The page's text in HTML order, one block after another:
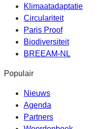
Klimaatadaptatie
Circulariteit
Paris Proof
Biodiversiteit
BREEAM-NL
Populair
Nieuws
Agenda
Partners